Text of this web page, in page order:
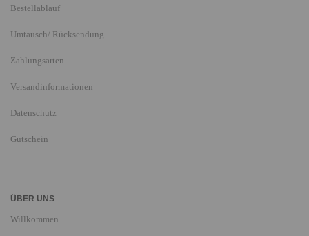
Bestellablauf
Umtausch/ Rücksendung
Zahlungsarten
Versandinformationen
Datenschutz
Gutschein
ÜBER UNS
Willkommen